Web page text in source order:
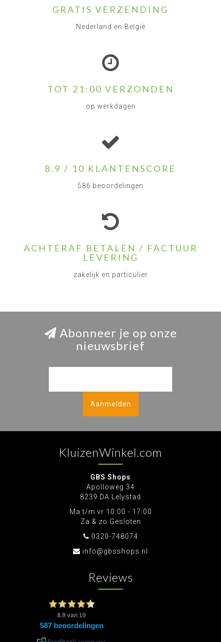
GRATIS VERZENDING
Nederland en België
TOT 21:00 VERZONDEN
op werkdagen
8.9 / 10 KLANTENSCORE
586 beoordelingen
ACHTERAF BETALEN / FACTUUR
LEVERING
zakelijk en particulier
Abonneer je op onze
nieuwsbrief
Aanmelden
KluizenWinkel.com
GBS Shops
Apolloweg 34
8239 DA Lelystad
Ma t/m vr 10:00 - 17:00
Za & zo Gesloten
0320-748074
info@gbsshops.nl
Reviews